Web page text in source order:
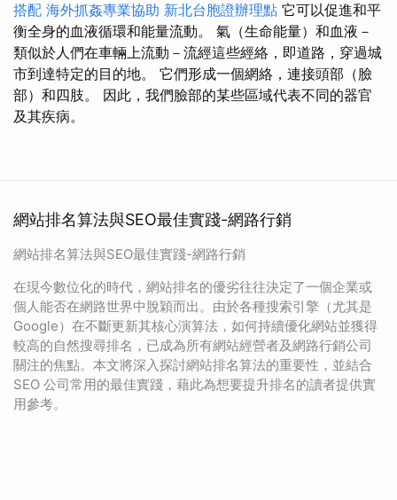
搭配 海外抓姦專業協助 新北台胞證辦理點 它可以促進和平
衡全身的血液循環和能量流動。 氣（生命能量）和血液－
類似於人們在車輛上流動－流經這些經絡，即道路，穿過城
市到達特定的目的地。 它們形成一個網絡，連接頭部（臉
部）和四肢。 因此，我們臉部的某些區域代表不同的器官
及其疾病。
網站排名算法與SEO最佳實踐-網路行銷
網站排名算法與SEO最佳實踐-網路行銷
在現今數位化的時代，網站排名的優劣往往決定了一個企業或
個人能否在網路世界中脫穎而出。由於各種搜索引擎（尤其是
Google）在不斷更新其核心演算法，如何持續優化網站並獲得
較高的自然搜尋排名，已成為所有網站經營者及網路行銷公司
關注的焦點。本文將深入探討網站排名算法的重要性，並結合
SEO 公司常用的最佳實踐，藉此為想要提升排名的讀者提供實
用參考。